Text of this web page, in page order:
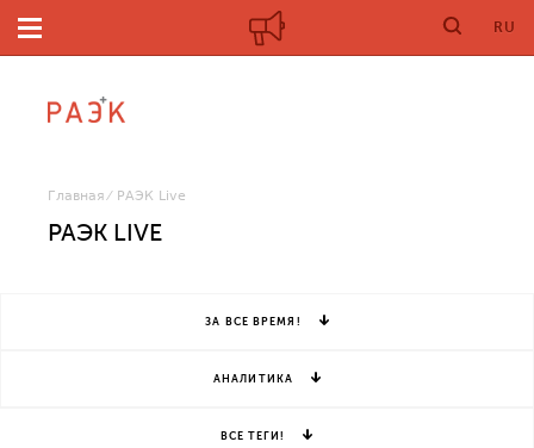
RU
Главная РАЭК Live
РАЭК LIVE
ЗА ВСЕ ВРЕМЯ!
АНАЛИТИКА
ВСЕ ТЕГИ!